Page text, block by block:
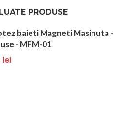
PRODUSE
baieti Magneti Masinuta -
- MFM-01
lei